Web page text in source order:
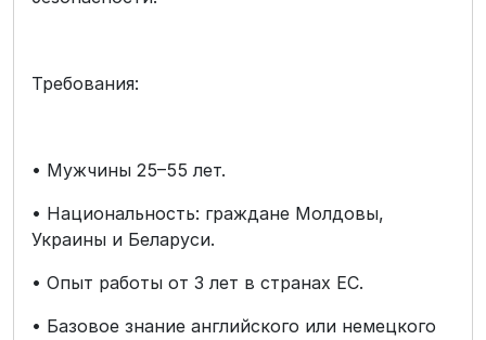
Требования:
• Мужчины 25–55 лет.
• Национальность: граждане Молдовы,
Украины и Беларуси.
• Опыт работы от 3 лет в странах ЕС.
• Базовое знание английского или немецкого